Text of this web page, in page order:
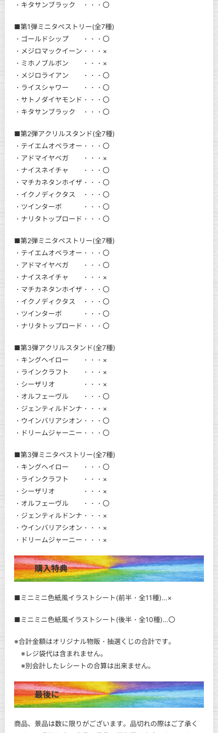
・キタサンブラック ・・・〇
■第1弾ミニタペストリー(全7種)
・ゴールドシップ ・・・〇
・メジロマックイーン・・・×
・ミホノブルボン ・・・×
・メジロライアン ・・・〇
・ライスシャワー ・・・〇
・サトノダイヤモンド・・・〇
・キタサンブラック ・・・〇
■第2弾アクリルスタンド(全7種)
・テイエムオペラオー・・・〇
・アドマイヤベガ ・・・×
・ナイスネイチャ ・・・〇
・マチカネタンホイザ・・・〇
・イクノディクタス ・・・〇
・ツインターボ ・・・〇
・ナリタトップロード・・・〇
■第2弾ミニタペストリー(全7種)
・テイエムオペラオー・・・〇
・アドマイヤベガ ・・・〇
・ナイスネイチャ ・・・×
・マチカネタンホイザ・・・〇
・イクノディクタス ・・・〇
・ツインターボ ・・・〇
・ナリタトップロード・・・〇
■第3弾アクリルスタンド(全7種)
・キングヘイロー ・・・×
・ラインクラフト ・・・×
・シーザリオ ・・・×
・オルフェーヴル ・・・〇
・ジェンティルドンナ・・・×
・ウインバリアシオン・・・〇
・ドリームジャーニー・・・〇
■第3弾ミニタペストリー(全7種)
・キングヘイロー ・・・〇
・ラインクラフト ・・・×
・シーザリオ ・・・×
・オルフェーヴル ・・・〇
・ジェンティルドンナ・・・×
・ウインバリアシオン・・・×
・ドリームジャーニー・・・×
購入特典
■ミニミニ色紙風イラストシート(前半・全11種)…×
■ミニミニ色紙風イラストシート(後半・全10種)…〇
※合計金額はオリジナル物販・抽選くじの合計です。
※レジ袋代は含まれません。
※別会計したレシートの合算は出来ません。
最後に
商品、景品は数に限りがございます。品切れの際はご了承く